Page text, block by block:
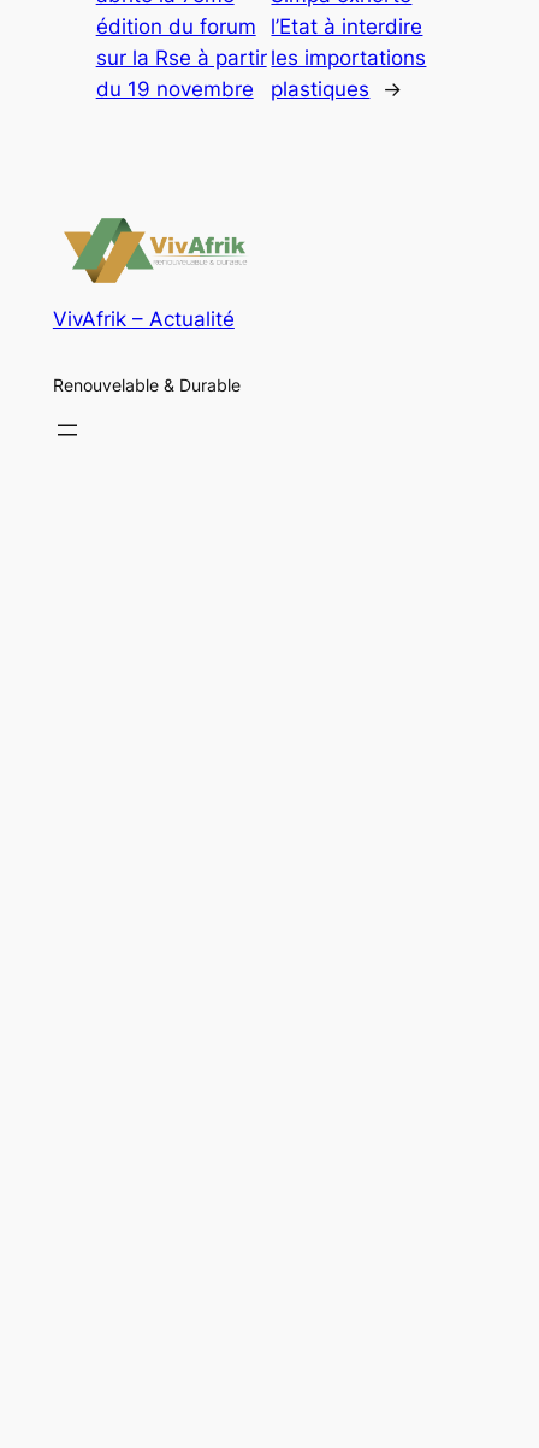
édition du forum
sur la Rse à partir
du 19 novembre
l’Etat à interdire
les importations
plastiques
→
VivAfrik – Actualité
Renouvelable & Durable